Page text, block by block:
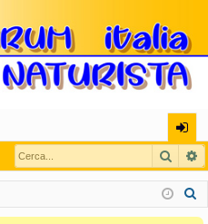
og
in
Cerca